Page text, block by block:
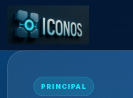
PRINCIPAL